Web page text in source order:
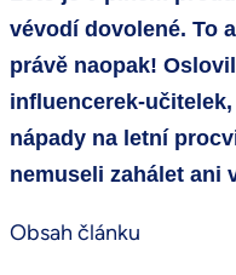
vévodí dovolené. To
právě naopak!
influencerek-
nápady na letní
nemuseli zahálet ani
Obsah článku